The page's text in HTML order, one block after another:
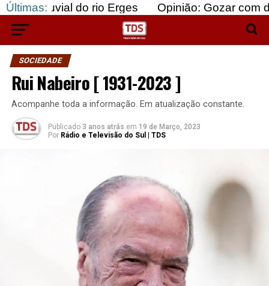
Últimas:
do rio Erges Opinião: Gozar com doentes e
SOCIEDADE
Rui Nabeiro [ 1931-2023 ]
Acompanhe toda a informação. Em atualização constante.
Publicado 3 anos atrás em 19 de Março, 2023
Por Rádio e Televisão do Sul | TDS